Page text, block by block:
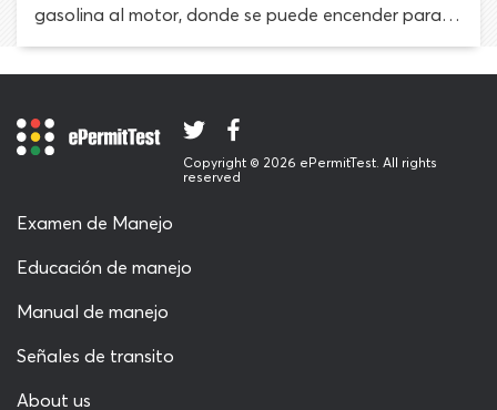
gasolina al motor, donde se puede encender para
crear energía. Los componentes principales del
los filtros y los inyectores de combustible. Juntos,
coordinan el envío de combustible y aire a los
cilindros del motor. Si un componente del sistema de
el proceso se verá comprometido.
Copyright © 2026 ePermitTest. All rights
reserved
Examen de Manejo
Educación de manejo
Manual de manejo
Señales de transito
About us